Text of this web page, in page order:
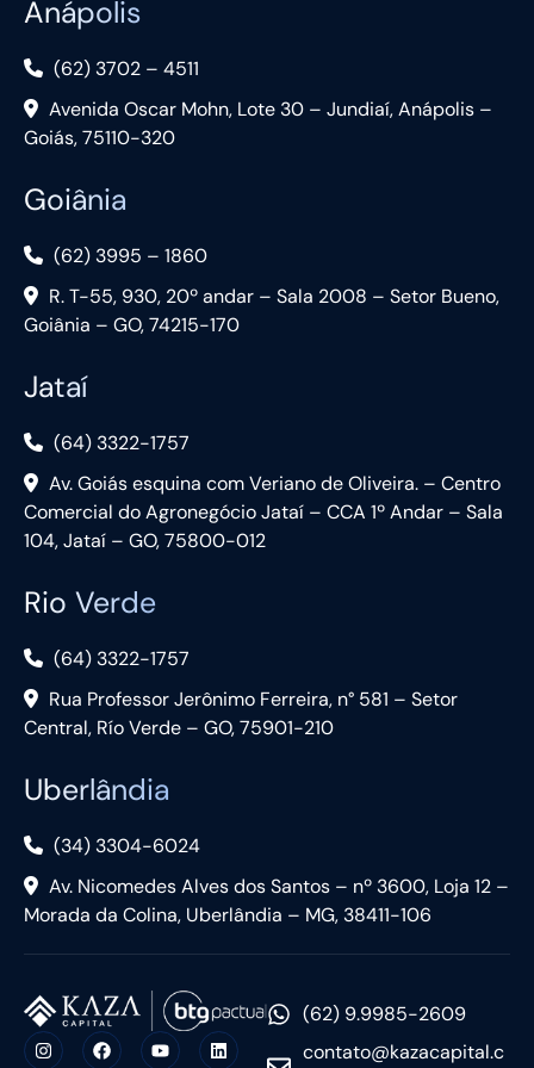
Anápolis
(62) 3702 – 4511
Avenida Oscar Mohn, Lote 30 – Jundiaí, Anápolis –
Goiás, 75110-320
Goiânia
(62) 3995 – 1860
R. T-55, 930, 20º andar – Sala 2008 – Setor Bueno,
Goiânia – GO, 74215-170
Jataí
(64) 3322-1757
Av. Goiás esquina com Veriano de Oliveira. – Centro
Comercial do Agronegócio Jataí – CCA 1º Andar – Sala
104, Jataí – GO, 75800-012
Rio Verde
(64) 3322-1757
Rua Professor Jerônimo Ferreira, n° 581 – Setor
Central, Río Verde – GO, 75901-210
Uberlândia
(34) 3304-6024
Av. Nicomedes Alves dos Santos – nº 3600, Loja 12 –
Morada da Colina, Uberlândia – MG, 38411-106
(62) 9.9985-2609
contato@kazacapital.c